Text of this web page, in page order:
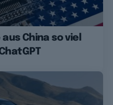
China so viel